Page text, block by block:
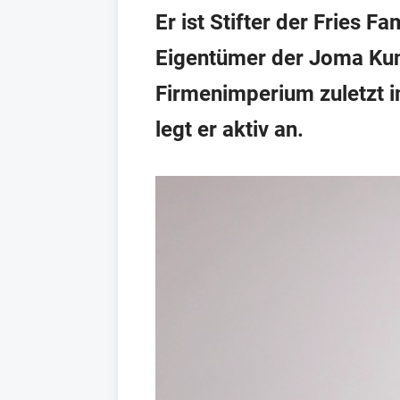
Er ist Stifter der Fries
Eigentümer der Joma
Firmenimperium zuletzt
legt er aktiv an.